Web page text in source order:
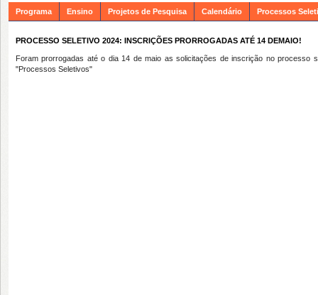
Programa Ensino Projetos de Pesquisa Calendário Processos
PROCESSO SELETIVO 2024: INSCRIÇÕES PRORROGADAS ATÉ 14 DEMAIO!
Foram prorrogadas até o dia 14 de maio as solicitações de inscrição no processo
"Processos Seletivos"